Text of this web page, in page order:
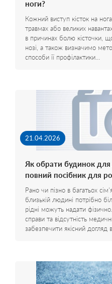
ноги?
Кожний виступ кісток на
травмах або великих
в причинах болю кісточки,
нозі, а також визначимо
способи її профілактики…
21.04.2026
Як обрати будинок для
повний посібник для
Рано чи пізно в багатьох
близькій людині потрібно
рідні можуть надати
справи та відсутність
забезпечити якісний догляд